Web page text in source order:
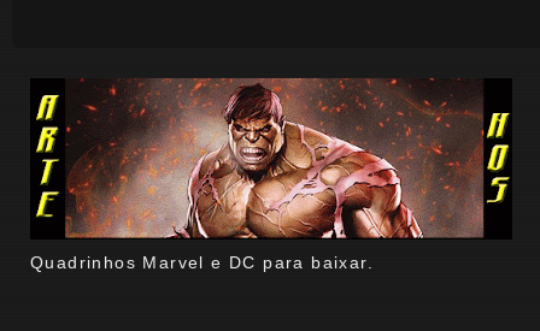
Quadrinhos Marvel e DC para baixar.